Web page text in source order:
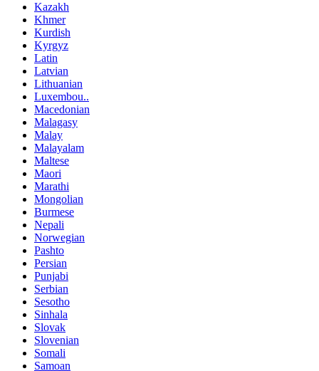
Kazakh
Khmer
Kurdish
Kyrgyz
Latin
Latvian
Lithuanian
Luxembou..
Macedonian
Malagasy
Malay
Malayalam
Maltese
Maori
Marathi
Mongolian
Burmese
Nepali
Norwegian
Pashto
Persian
Punjabi
Serbian
Sesotho
Sinhala
Slovak
Slovenian
Somali
Samoan